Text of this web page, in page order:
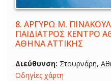
8. ΑΡΓΥΡΩ Μ.
ΠΑΙΔΙΑΤΡΟΣ ΚΕΝΤΡΟ
ΑΘΗΝΑ ΑΤΤΙΚΗΣ
Διεύθυνση: Στουρνάρη,
Οδηγίες χάρτη